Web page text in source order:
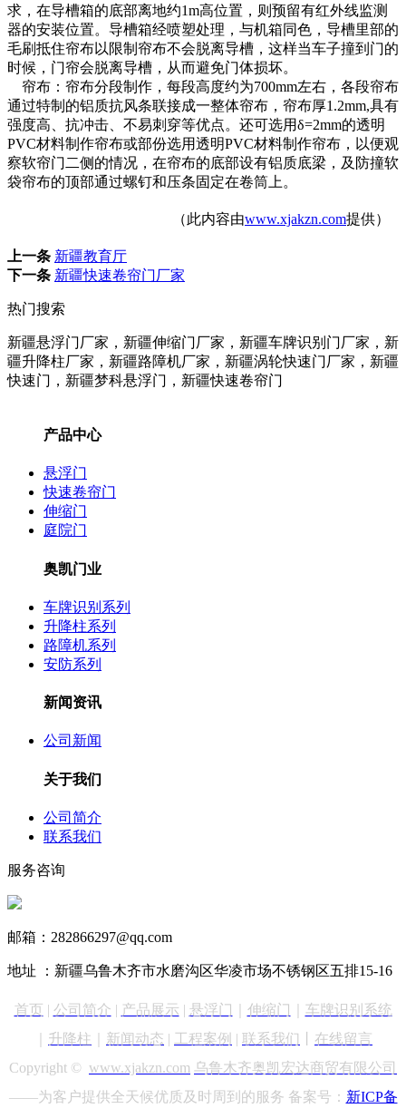
求，在导槽箱的底部离地约1m高位置，则预留有红外线监测
器的安装位置。导槽箱经喷塑处理，与机箱同色，导槽里部的
毛刷抵住帘布以限制帘布不会脱离导槽，这样当车子撞到门的
时候，门帘会脱离导槽，从而避免门体损坏。
帘布：帘布分段制作，每段高度约为700mm左右，各段帘布
通过特制的铝质抗风条联接成一整体帘布，帘布厚1.2mm,具有
强度高、抗冲击、不易刺穿等优点。还可选用δ=2mm的透明
PVC材料制作帘布或部份选用透明PVC材料制作帘布，以便观
察软帘门二侧的情况，在帘布的底部设有铝质底梁，及防撞软
袋帘布的顶部通过螺钉和压条固定在卷筒上。
（此内容由www.xjakzn.com提供）
上一条 新疆教育厅
下一条 新疆快速卷帘门厂家
热门搜索
新疆悬浮门厂家，新疆伸缩门厂家，新疆车牌识别门厂家，新
疆升降柱厂家 ，新疆路障机厂家 ，新疆涡轮快速门厂家 ，新疆
快速门，新疆梦科悬浮门，新疆快速卷帘门
产品中心
悬浮门
快速卷帘门
伸缩门
庭院门
奥凯门业
车牌识别系列
升降柱系列
路障机系列
安防系列
新闻资讯
公司新闻
关于我们
公司简介
联系我们
服务咨询
邮箱：282866297@qq.com
地址 ：新疆乌鲁木齐市水磨沟区华凌市场不锈钢区五排15-16
首页 | 公司简介 | 产品展示 | 悬浮门 伸缩门 车牌识别 系统
升降柱 新闻动态 | 工程案例 | 联系我们
在线留言
Copyright © www.xjakzn.com 乌鲁木齐奥凯宏达商贸有限公司
——为客户提供全天候优质及时周到的服务 备案号： 新ICP备